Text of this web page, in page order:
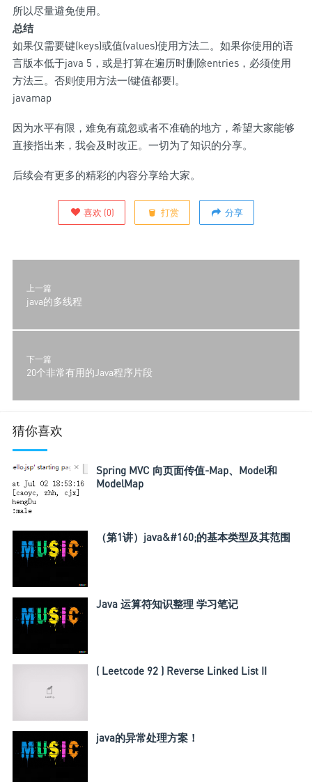
所以尽量避免使用。
总结
如果仅需要键(keys)或值(values)使用方法二。如果你使用的语
言版本低于java 5，或是打算在遍历时删除entries，必须使用
方法三。否则使用方法一(键值都要)。
javamap
因为水平有限，难免有疏忽或者不准确的地方，希望大家能够
直接指出来，我会及时改正。一切为了知识的分享。
后续会有更多的精彩的内容分享给大家。
喜欢 (0) 打赏 分享
上一篇
java的多线程
下一篇
20个非常有用的Java程序片段
猜你喜欢
Spring MVC 向页面传值-Map、Model和
ModelMap
（第1讲）java&#160;的基本类型及其范围
Java 运算符知识整理 学习笔记
( Leetcode 92 ) Reverse Linked List II
java的异常处理方案！